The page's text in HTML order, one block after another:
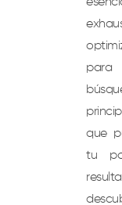
que
tu